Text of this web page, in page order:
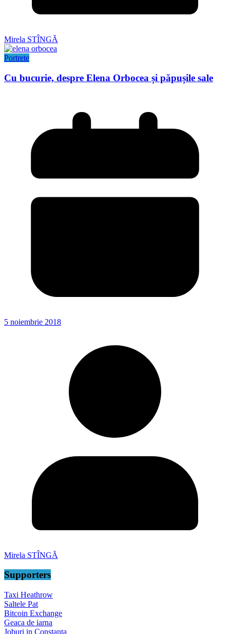
Mirela STÎNGĂ
Portrete
Cu bucurie, despre Elena Orbocea și păpușile sale
5 noiembrie 2018
Mirela STÎNGĂ
Supporters
Taxi Heathrow
Saltele Pat
Bitcoin Exchange
Geaca de iarna
Joburi in Constanta